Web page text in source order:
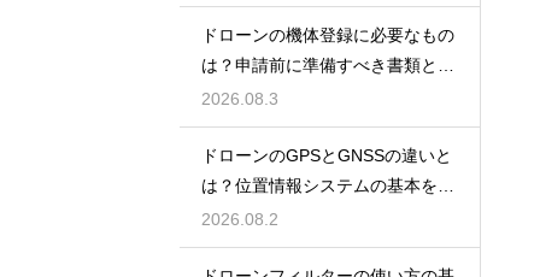
ドローンの機体登録に必要なもの
は？申請前に準備すべき書類と情
報
2026.08.3
ドローンのGPSとGNSSの違いと
は？位置情報システムの基本を解
説
2026.08.2